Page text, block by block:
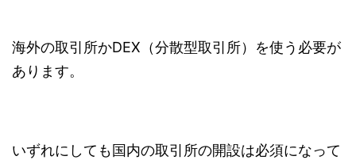
海外の取引所かDEX（分散型取引所）を使う必要が
あります。
いずれにしても国内の取引所の開設は必須になって